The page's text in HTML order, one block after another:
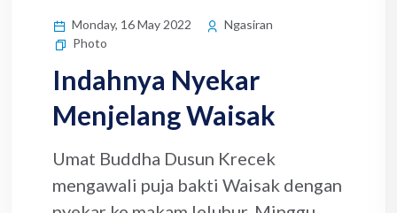
Monday, 16 May 2022
Ngasiran
Photo
Indahnya Nyekar
Menjelang Waisak
Umat Buddha Dusun Krecek
mengawali puja bakti Waisak dengan